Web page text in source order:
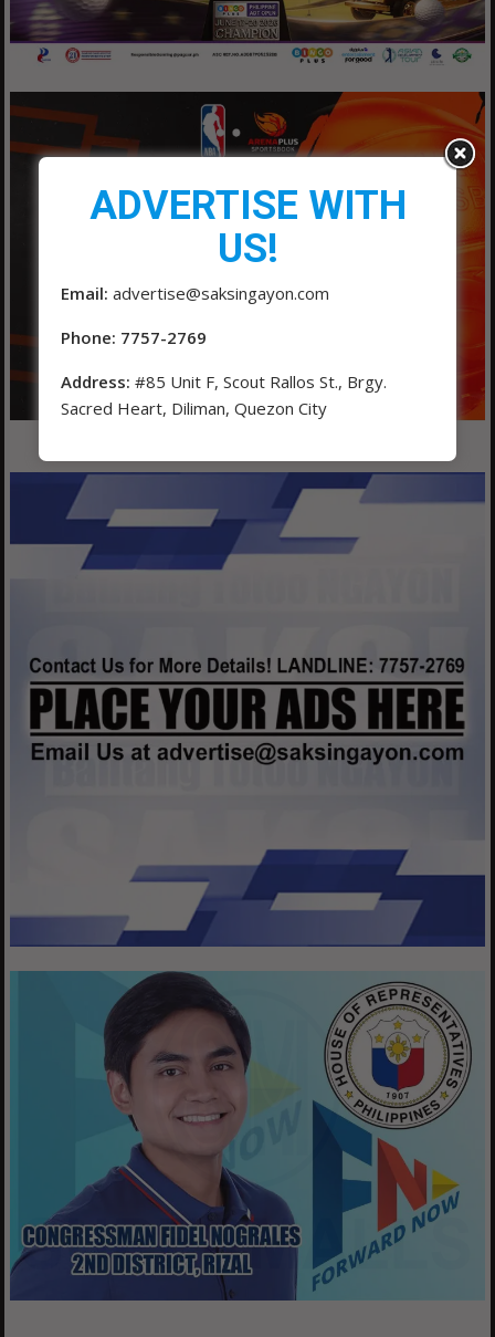
ADVERTISE WITH
US!
Email: advertise@saksingayon.com
Phone: 7757-2769
Address: #85 Unit F, Scout Rallos St., Brgy.
Sacred Heart, Diliman, Quezon City